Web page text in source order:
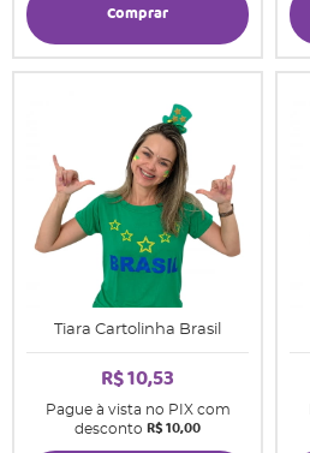
Comprar
Tiara Cartolinha Brasil
R$ 10,53
Pague à vista no PIX com
desconto R$ 10,00